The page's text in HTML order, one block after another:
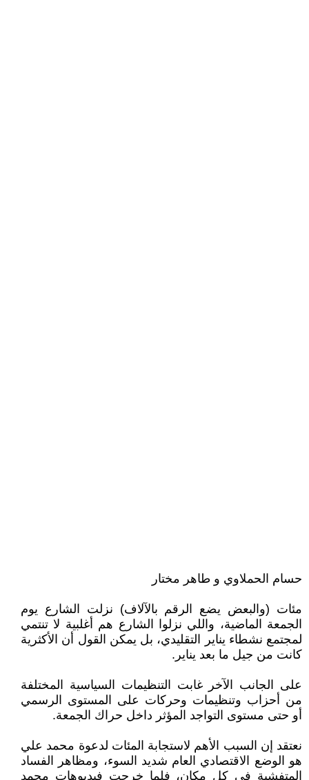
حسام الحملاوي و طاهر مختار
مئات (والبعض يضع الرقم بالآلاف) نزلت الشارع يوم
الجمعة الماضية، واللي نزلوا الشارع هم أغلبية لا تنتمي
لمجتمع نشطاء يناير التقليدي، بل يمكن القول أن الأكثرية
كانت من جيل ما بعد يناير.
على الجانب الآخر غابت التنظيمات السياسية المختلفة
من أحزاب وتنظيمات وحركات على المستوى الرسمي
أو حتى مستوى التواجد المؤثر داخل حراك الجمعة.
نعتقد إن السبب الأهم لاستجابة المئات لدعوة محمد علي
هو الوضع الاقتصادي العام شديد السوء، ومظاهر الفساد
المتفشية في كل مكان، فلما خرجت فيديوهات محمد